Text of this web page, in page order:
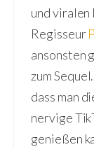
und
Regisseur
ansonsten
zum
dass man
nervige
genießen